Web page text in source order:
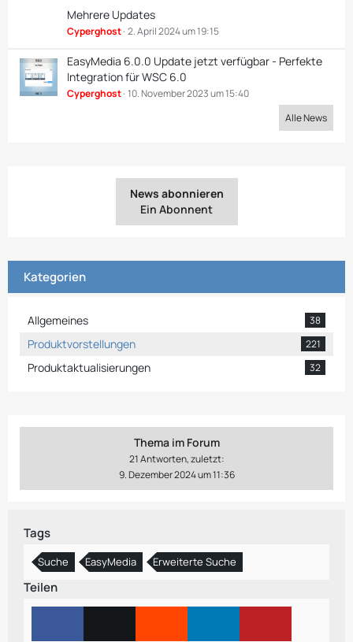
Mehrere Updates
Cyperghost 2. April 2024 um 19:15
EasyMedia 6.0.0 Update jetzt verfügbar - Perfekte
Integration für WSC 6.0
Cyperghost 10. November 2023 um 15:40
Alle News
News abonnieren
Ein Abonnent
Kategorien
Allgemeines 38
Produktvorstellungen 221
Produktaktualisierungen 32
Thema im Forum
21 Antworten, zuletzt:
9. Dezember 2024 um 11:36
Tags
Suche EasyMedia Erweiterte Suche
Teilen